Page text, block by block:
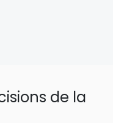
de la